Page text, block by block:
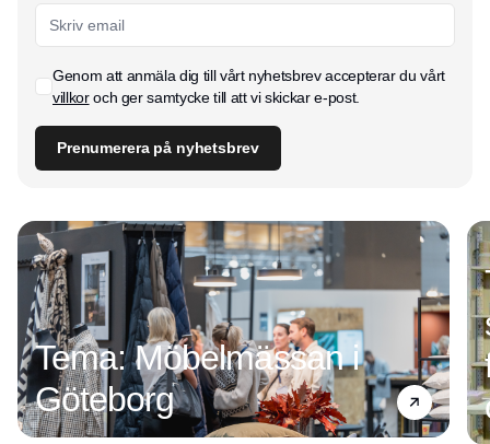
Genom att anmäla dig till vårt nyhetsbrev accepterar du vårt
villkoroch ger samtycke till att vi skickar e-post.
Prenumerera på nyhetsbrev
Tema: Möbelmässan i
Göteborg